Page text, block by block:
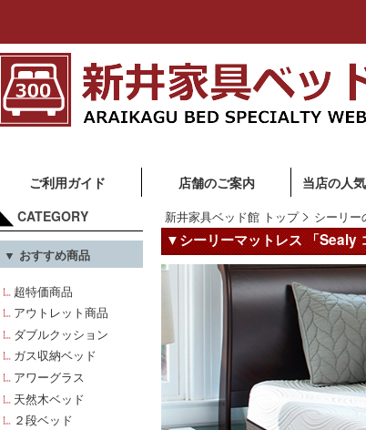
ご利用ガイド 店舗のご案内 当店の人
CATEGORY
▼ おすすめ商品
超特価商品
アウトレット商品
ダブルクッション
ガス収納ベッド
アワーグラス
天然木ベッド
２段ベッド
新井家具ベッド館 トップ シーリー
▼シーリーマットレス 「Sealy